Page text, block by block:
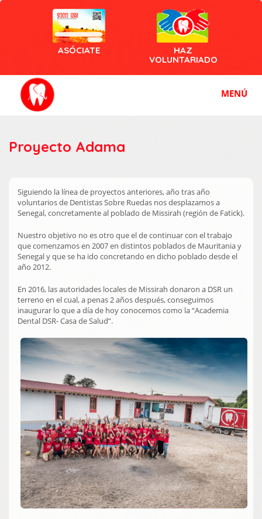
ASÓCIATE
HAZ
VOLUNTARIADO
MENÚ
Proyecto Adama
Siguiendo la línea de proyectos anteriores, año tras año
voluntarios de Dentistas Sobre Ruedas nos desplazamos a
Senegal, concretamente al poblado de Missirah (región de Fatick).
Nuestro objetivo no es otro que el de continuar con el trabajo
que comenzamos en 2007 en distintos poblados de Mauritania y
Senegal y que se ha ido concretando en dicho poblado desde el
año 2012.
En 2016, las autoridades locales de Missirah donaron a DSR un
terreno en el cual, a penas 2 años después, conseguimos
inaugurar lo que a día de hoy conocemos como la “Academia
Dental DSR- Casa de Salud”.